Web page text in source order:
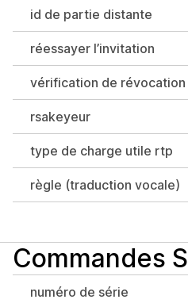
id de partie distante
réessayer l’invitation
vérification de révocation
rsakeyeur
type de charge utile rtp
règle (traduction vocale)
Commandes S
numéro de série